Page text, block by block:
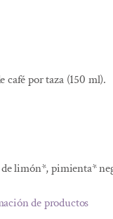
café por taza (150 ml).
limón*, pimienta*
de productos